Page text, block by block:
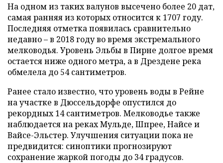
На одном из таких валунов высечено более 20 дат,
самая ранняя из которых относится к 1707 году.
Последняя отметка появилась сравнительно
недавно – в 2018 году во время экстремального
мелководья. Уровень Эльбы в Пирне долгое время
остается ниже одного метра, а в Дрездене река
обмелела до 54 сантиметров.
Ранее стало известно, что уровень воды в Рейне
на участке в Дюссельдорфе опустился до
рекордных 14 сантиметров. Мелководье также
наблюдается на реках Мульде, Шпрее, Найсе и
Вайсе-Эльстер. Улучшения ситуации пока не
предвидится: синоптики прогнозируют
сохранение жаркой погоды до 34 градусов.